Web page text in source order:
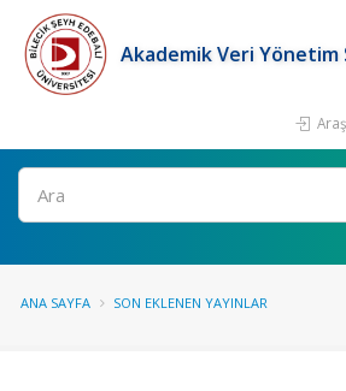
Akademik Veri Yönetim
Ara
ANA SAYFA SON EKLENEN YAYINLAR